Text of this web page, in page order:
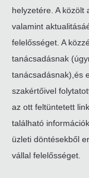
helyzetére. A közölt
valamint
felelősséget. A
tanácsadásnak
tanácsadásnak),és
szakértőivel
az ott feltüntetett
található
üzleti döntésekből
vállal felelősséget.